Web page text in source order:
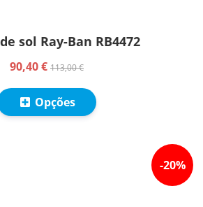
sol Ray-Ban RB4472
90,40 € 113,00 €
Opções
-20%